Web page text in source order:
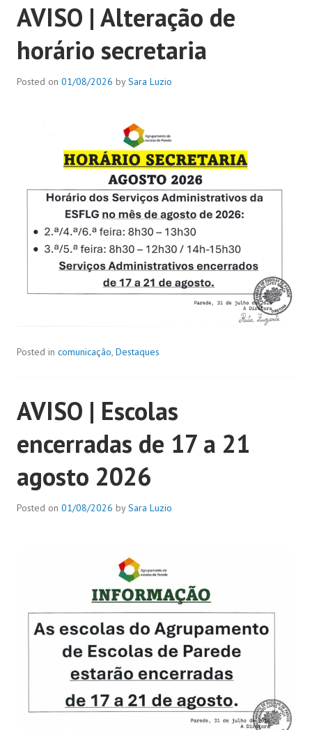
AVISO | Alteração de
horário secretaria
Posted on 01/08/2026 bySara Luzio
Posted in comunicação, Destaques
AVISO | Escolas
encerradas de 17 a 21
agosto 2026
Posted on 01/08/2026 bySara Luzio